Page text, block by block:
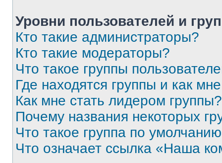
Уровни пользователей и
Кто такие администраторы?
Кто такие модераторы?
Что такое группы
Где находятся группы и как
Как мне стать лидером группы?
Почему названия некоторых
Что такое группа по
Что означает ссылка «Наша